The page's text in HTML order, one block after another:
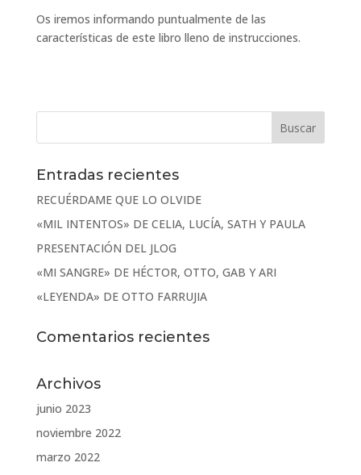
Os iremos informando puntualmente de las
características de este libro lleno de instrucciones.
Entradas recientes
RECUÉRDAME QUE LO OLVIDE
«MIL INTENTOS» DE CELIA, LUCÍA, SATH Y PAULA
PRESENTACIÓN DEL JLOG
«MI SANGRE» DE HÉCTOR, OTTO, GAB Y ARI
«LEYENDA» DE OTTO FARRUJIA
Comentarios recientes
Archivos
junio 2023
noviembre 2022
marzo 2022